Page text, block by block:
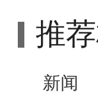
推
新闻